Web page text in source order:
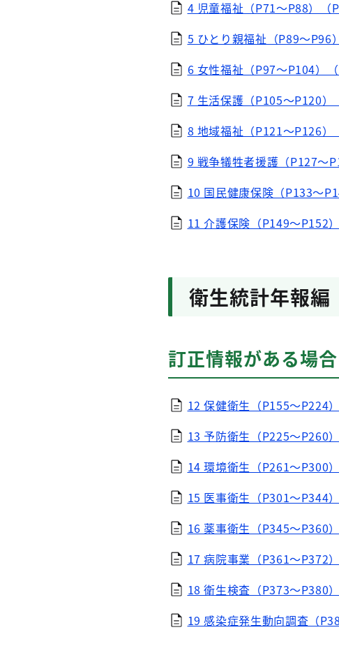
4 児童福祉（P71～P88）（
5 ひとり親福祉（P89～P96
6 女性福祉（P97～P104）（
7 生活保護（P105～P120）
8 地域福祉（P121～P126）
9 戦争犠牲者援護（P127～
10 国民健康保険（P133～
11 介護保険（P149～P152
衛生統計年報編
訂正情報がある場
12 保健衛生（P155～P224
13 予防衛生（P225～P260
14 環境衛生（P261～P300
15 医事衛生（P301～P344
16 薬事衛生（P345～P360
17 病院事業（P361～P372
18 衛生検査（P373～P380
19 感染症発生動向調査（